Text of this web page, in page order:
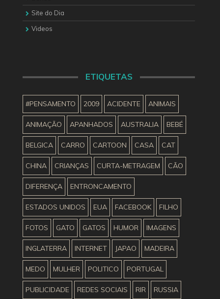
Site do Dia
Videos
ETIQUETAS
#PENSAMENTO 2009 ACIDENTE ANIMAIS
ANIMAÇÃO APANHADOS AUSTRALIA BEBÉ
BELGICA CARRO CARTOON CASA CAT
CHINA CRIANÇAS CURTA-METRAGEM CÃO
DIFERENÇA ENTRONCAMENTO
ESTADOS UNIDOS EUA FACEBOOK FILHO
FOTOS GATO GATOS HUMOR IMAGENS
INGLATERRA INTERNET JAPAO MADEIRA
MEDO MULHER POLITICO PORTUGAL
PUBLICIDADE REDES SOCIAIS RIR RUSSIA